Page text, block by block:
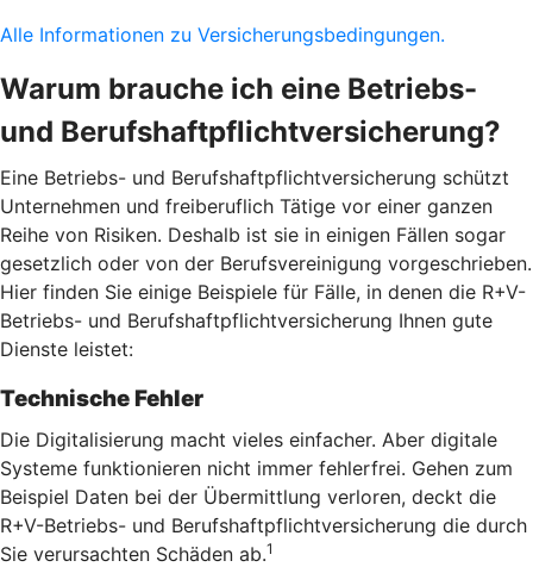
Alle Informationen zu Versicherungsbedingungen.
Warum brauche ich eine Betriebs-
und Berufshaftpflichtversicherung?
Eine Betriebs- und Berufshaftpflichtversicherung schützt
Unternehmen und freiberuflich Tätige vor einer ganzen
Reihe von Risiken. Deshalb ist sie in einigen Fällen sogar
gesetzlich oder von der Berufsvereinigung vorgeschrieben.
Hier finden Sie einige Beispiele für Fälle, in denen die R+V-
Betriebs- und Berufshaftpflichtversicherung Ihnen gute
Dienste leistet:
Technische Fehler
Die Digitalisierung macht vieles einfacher. Aber digitale
Systeme funktionieren nicht immer fehlerfrei. Gehen zum
Beispiel Daten bei der Übermittlung verloren, deckt die
R+V-Betriebs- und Berufshaftpflichtversicherung die durch
Sie verursachten Schäden ab.1